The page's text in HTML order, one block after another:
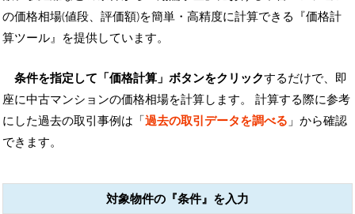
の価格相場(値段、評価額)を簡単・高精度に計算できる『価格計
算ツール』を提供しています。
条件を指定して「価格計算」ボタンをクリックするだけで、即
座に中古マンションの価格相場を計算します。 計算する際に参考
にした過去の取引事例は「過去の取引データを調べる 」から確認
できます。
対象物件の『条件』を入力